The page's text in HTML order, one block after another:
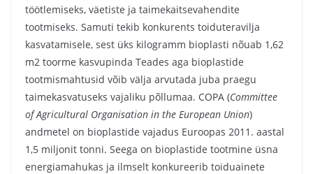
töötlemiseks, väetiste ja taimekaitsevahendite
tootmiseks. Samuti tekib konkurents toiduteravilja
kasvatamisele, sest üks kilogramm bioplasti nõuab 1,62
m2 toorme kasvupinda Teades aga bioplastide
tootmismahtusid võib välja arvutada juba praegu
taimekasvatuseks vajaliku põllumaa. COPA (Committee
of Agricultural Organisation in the European Union)
andmetel on bioplastide vajadus Euroopas 2011. aastal
1,5 miljonit tonni. Seega on bioplastide tootmine üsna
energiamahukas ja ilmselt konkureerib toiduainete